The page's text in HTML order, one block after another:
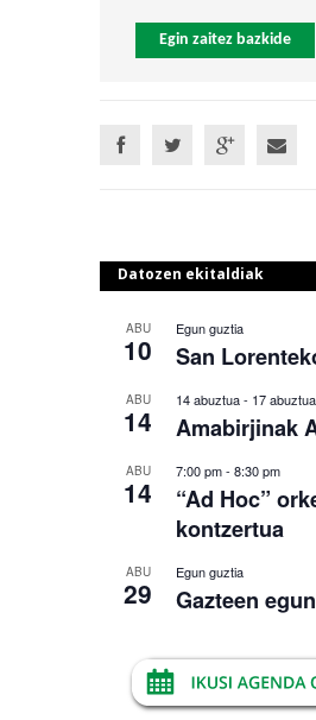
Egin zaitez bazkide
Datozen ekitaldiak
ABU
10
Egun guztia
San
ABU
14
14 abuztua- 17 abuztua
Amabirjinak
ABU
14
7:00 pm- 8:30 pm
“Ad Hoc”
kontzertua
ABU
29
Egun guztia
Gazteen